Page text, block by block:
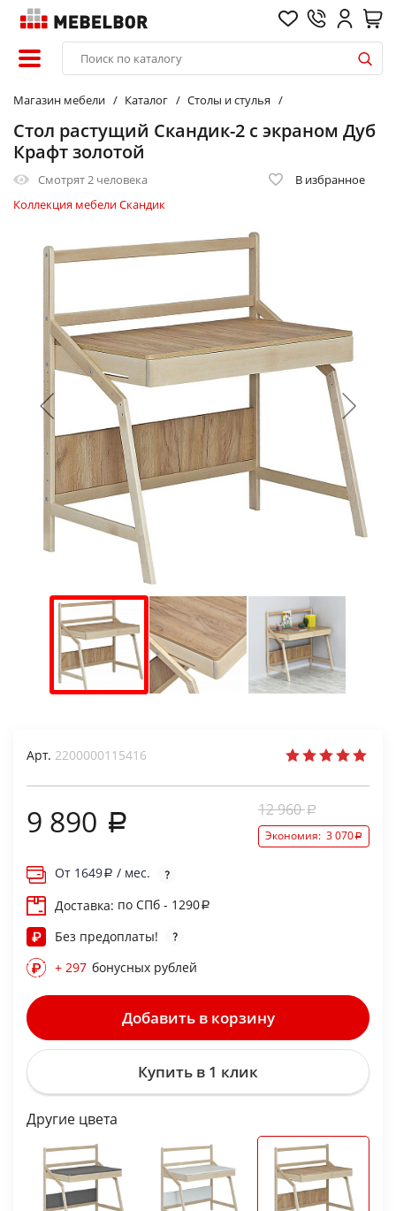
Магазин мебели Каталог Столы и стулья
Стол растущий Скандик-2 с экраном Дуб
Крафт золотой
Смотрят2 человека
В избранное
Коллекция мебели Скандик
Арт. 2200000115416
9 890 12 960
Экономия: 3 070
От 1649
/ мес.
Доставка: по СПб - 1290
Без предоплаты!
+ 297 бонусных рублей
Добавить в корзину
Купить в 1 клик
Другие цвета